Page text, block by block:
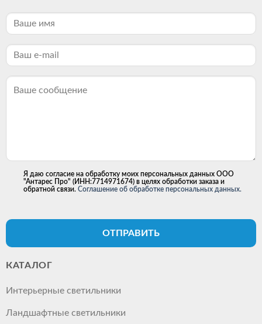
Я даю согласие на обработку моих персональных данных ООО
"Антарес Про" (ИНН:7714971674) в целях обработки заказа и
обратной связи. Соглашение об обработке персональных данных.
ОТПРАВИТЬ
КАТАЛОГ
Интерьерные светильники
Ландшафтные светильники